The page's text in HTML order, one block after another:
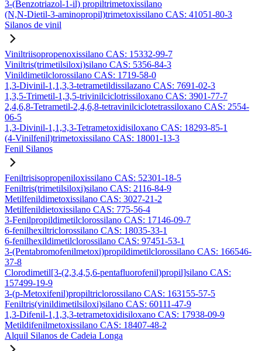
3-(Benzotriazol-1-il) propiltrimetoxissilano
(N,N-Dietil-3-aminopropil)trimetoxissilano CAS: 41051-80-3
Silanos de vinil
Viniltriisopropenoxissilano CAS: 15332-99-7
Viniltris(trimetilsiloxi)silano CAS: 5356-84-3
Vinildimetilclorossilano CAS: 1719-58-0
1,3-Divinil-1,1,3,3-tetrametildissilazano CAS: 7691-02-3
1,3,5-Trimetil-1,3,5-trivinilciclotrissiloxano CAS: 3901-77-7
2,4,6,8-Tetrametil-2,4,6,8-tetravinilciclotetrassiloxano CAS: 2554-
06-5
1,3-Divinil-1,1,3,3-Tetrametoxidisiloxano CAS: 18293-85-1
(4-Vinilfenil)trimetoxissilano CAS: 18001-13-3
Fenil Silanos
Feniltrisisopropeniloxissilano CAS: 52301-18-5
Feniltris(trimetilsiloxi)silano CAS: 2116-84-9
Metilfenildimetoxissilano CAS: 3027-21-2
Metilfenildietoxissilano CAS: 775-56-4
3-Fenilpropildimetilclorossilano CAS: 17146-09-7
6-fenilhexiltriclorossilano CAS: 18035-33-1
6-fenilhexildimetilclorossilano CAS: 97451-53-1
3-(Pentabromofenilmetoxi)propildimetilclorossilano CAS: 166546-
37-8
Clorodimetil[3-(2,3,4,5,6-pentafluorofenil)propil]silano CAS:
157499-19-9
3-(p-Metoxifenil)propiltriclorossilano CAS: 163155-57-5
Feniltris(vinildimetilsiloxi)silano CAS: 60111-47-9
1,3-Difenil-1,1,3,3-tetrametoxidisiloxano CAS: 17938-09-9
Metildifenilmetoxissilano CAS: 18407-48-2
Alquil Silanos de Cadeia Longa